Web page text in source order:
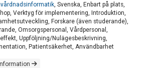
, Svenska, Enbart på plats,
Verktyg för implementering, Introduktion,
Forskare (även studerande),
Omsorgspersonal, Vårdpersonal,
Uppföljning/Nulägesbeskrivning,
Patientsäkerhet, Användbarhet